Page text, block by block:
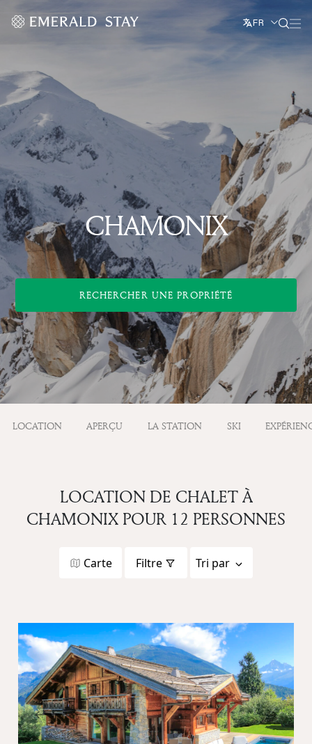
FR
CHAMONIX
RECHERCHER UNE PROPRIÉTÉ
LOCATION APERÇU LA STATION SKI
LOCATION DE CHALET À
CHAMONIX POUR 12 PERSONNES
Carte Filtre Tri par
Previous Next